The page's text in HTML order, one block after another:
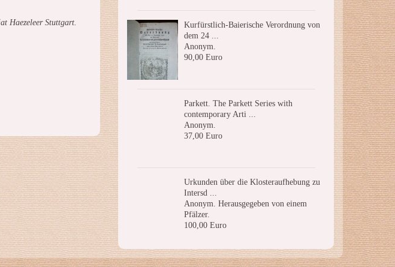
Haezeleer Stuttgart.
Kurfürstlich-Baierische Verordnung von
dem 24 ...
Anonym.
90,00 Euro
Parkett. The Parkett Series with
contemporary Arti ...
Anonym.
37,00 Euro
Urkunden über die Klosteraufhebung zu
Intersd ...
Anonym. Herausgegeben von einem
Pfälzer.
100,00 Euro